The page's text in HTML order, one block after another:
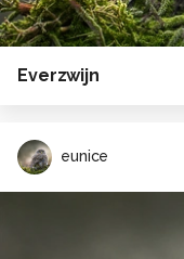
Everzwijn
eunice